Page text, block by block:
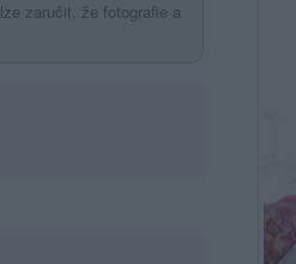
zaručit, že fotografie a